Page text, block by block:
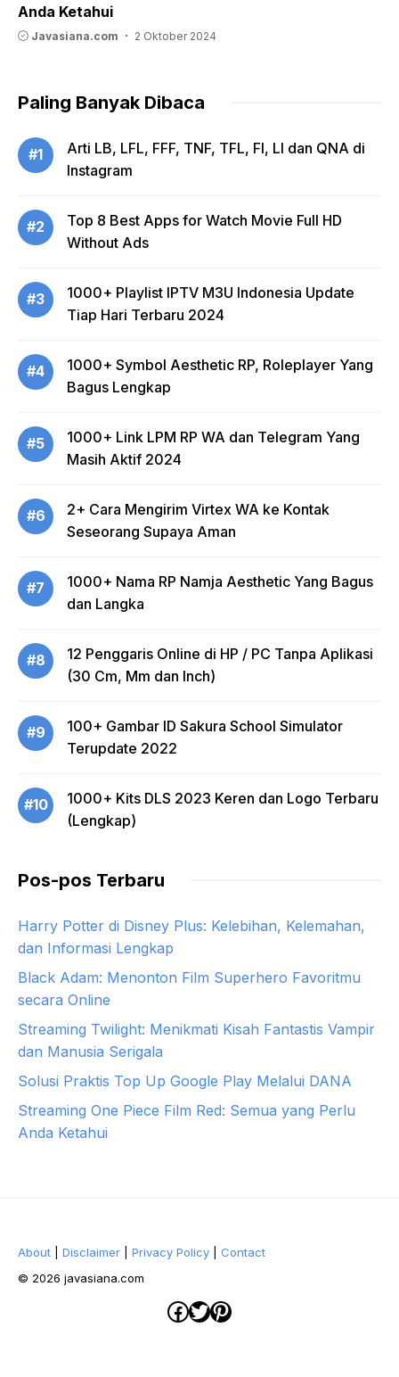
Anda Ketahui
Javasiana.com 2 Oktober 2024
Paling Banyak Dibaca
#1
Arti LB, LFL, FFF, TNF, TFL, FI, LI dan QNA di
Instagram
#2
Top 8 Best Apps for Watch Movie Full HD
Without Ads
#3
1000+ Playlist IPTV M3U Indonesia Update
Tiap Hari Terbaru 2024
#4
1000+ Symbol Aesthetic RP, Roleplayer Yang
Bagus Lengkap
#5
1000+ Link LPM RP WA dan Telegram Yang
Masih Aktif 2024
#6
2+ Cara Mengirim Virtex WA ke Kontak
Seseorang Supaya Aman
#7
1000+ Nama RP Namja Aesthetic Yang Bagus
dan Langka
#8
12 Penggaris Online di HP / PC Tanpa Aplikasi
(30 Cm, Mm dan Inch)
#9
100+ Gambar ID Sakura School Simulator
Terupdate 2022
#10
1000+ Kits DLS 2023 Keren dan Logo Terbaru
(Lengkap)
Pos-pos Terbaru
Harry Potter di Disney Plus: Kelebihan, Kelemahan,
dan Informasi Lengkap
Black Adam: Menonton Film Superhero Favoritmu
secara Online
Streaming Twilight: Menikmati Kisah Fantastis Vampir
dan Manusia Serigala
Solusi Praktis Top Up Google Play Melalui DANA
Streaming One Piece Film Red: Semua yang Perlu
Anda Ketahui
About Disclaimer Privacy Policy
Contact
© 2026 javasiana.com
Facebook
Twitter
Pinterest